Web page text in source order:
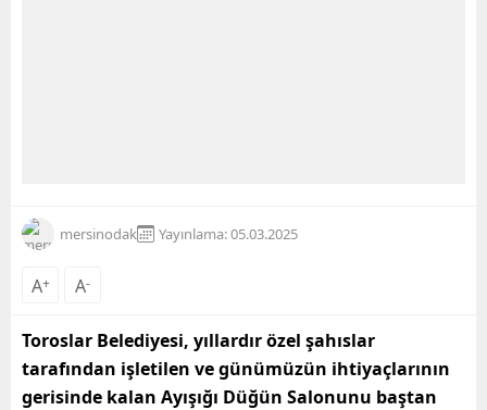
mersinodak Yayınlama: 05.03.2025
A+ A-
Toroslar Belediyesi, yıllardır özel şahıslar
tarafından işletilen ve günümüzün ihtiyaçlarının
gerisinde kalan Ayışığı Düğün Salonunu baştan